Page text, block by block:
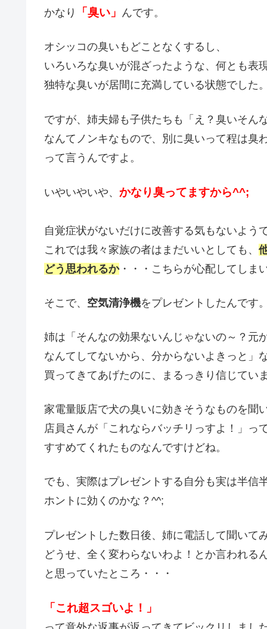
かなり
「臭い」 んです。
オシッコの臭いもどことなくするし、
いろいろな臭いが混ざったような、何とも表
独特な臭いが居間に充満している状態でした
ですが、姉夫婦も子供たちも「え？臭いそん
なんてノンキなもので、別に臭いって程は臭
って言うんですよ。
いやいやいや、 かなり臭ってますから^^;
自覚症状がないだけに改善する気もないよう
これでは我々家族の者はまだいいとしても、
どう思われるか・・・こちらが心配してしま
そこで、 空気清浄機をプレゼントしたんです
姉は「そんなの効果ないんじゃないの～？元
なんてしてないから、分からないよきっと」
買ってきてあげたのに、まるっきり信じてい
家電量販店で犬の臭いに効きそうなものを聞
店員さんが「これならバッチリっすよ！」っ
すすめてくれたものなんですけどね。
でも、実際はプレゼントする自分も実は半信
ホントに効くのかな？^^;
プレゼントした数日後、姉に電話して聞いて
どうせ、全く変わらないわよ！とか言われる
と思っていたところ・・・
「これ超スゴいよ！」